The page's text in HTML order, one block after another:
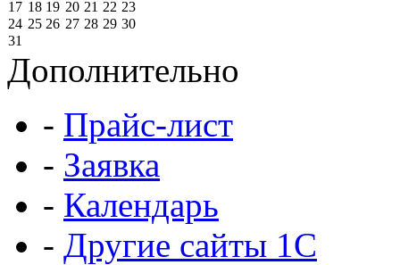
17 18 19 20 21 22 23
24 25 26 27 28 29 30
31
Дополнительно
- Прайс-лист
- Заявка
- Календарь
- Другие сайты 1С